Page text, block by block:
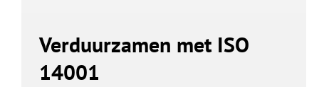
Verduurzamen met ISO
14001